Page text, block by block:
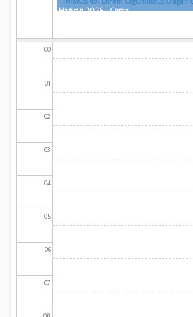
Haziran 2026 - Cuma
00
01
02
03
04
05
06
07